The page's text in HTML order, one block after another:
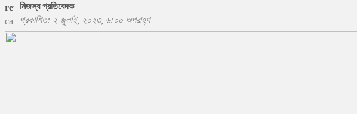
নিজস্ব প্রতিবেদক
প্রকাশিত: ২ জুলাই, ২০২৩, ৬:০০ অপরাহ্ণ